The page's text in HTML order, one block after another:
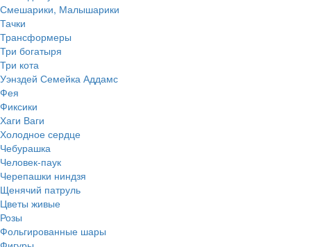
Смешарики, Малышарики
Тачки
Трансформеры
Три богатыря
Три кота
Уэнздей Семейка Аддамс
Фея
Фиксики
Хаги Ваги
Холодное сердце
Чебурашка
Человек-паук
Черепашки ниндзя
Щенячий патруль
Цветы живые
Розы
Фольгированные шары